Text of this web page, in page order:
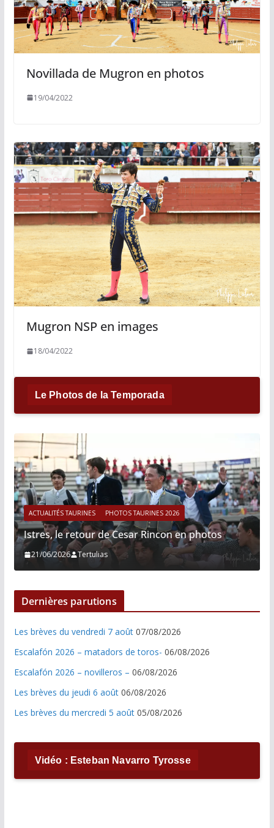
Novillada de Mugron en photos
19/04/2022
Mugron NSP en images
18/04/2022
Le Photos de la Temporada
ACTUALITÉS TAURINES PHOTOS TAURINES 2026
Istres, le retour de Cesar Rincon en photos
21/06/2026 Tertulias
Dernières parutions
Les brèves du vendredi 7 août 07/08/2026
Escalafón 2026 – matadors de toros- 06/08/2026
Escalafón 2026 – novilleros – 06/08/2026
Les brèves du jeudi 6 août 06/08/2026
Les brèves du mercredi 5 août 05/08/2026
Vidéo : Esteban Navarro Tyrosse